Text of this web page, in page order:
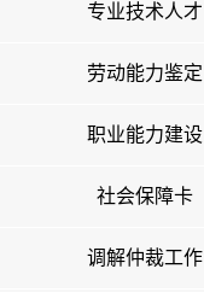
专业技术人才
劳动能力鉴定
职业能力建设
社会保障卡
调解仲裁工作